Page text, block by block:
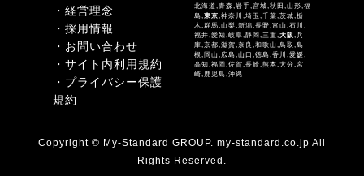
・経営理念
・採用情報
・お問い合わせ
・サイト内利用規約
・プライバシー保護
規約
北海道,青森,岩手,宮城,秋田,山形,福
島,東京,神奈川,埼玉,千葉,茨城,栃
木,群馬,山梨,新潟,長野,富山,石川,
福井,愛知,岐阜,静岡,三重,大阪,兵
庫,京都,滋賀,奈良,和歌山,鳥取,島
根,岡山,広島,山口,徳島,香川,愛媛,
高知,福岡,佐賀,長崎,熊本,大分,宮
崎,鹿児島,沖縄
Copyright © My-Standard GROUP. my-standard.co.jp All
Rights Reserved.